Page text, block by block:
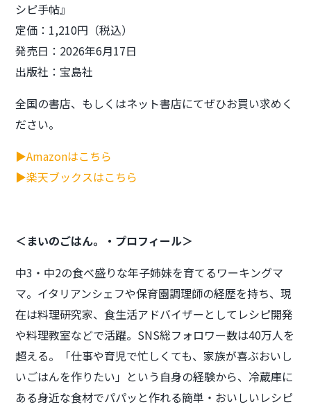
シピ手帖』
定価：1,210円（税込）
発売日：2026年6月17日
出版社：宝島社
全国の書店、もしくはネット書店にてぜひお買い求めく
ださい。
▶Amazonはこちら
▶楽天ブックスはこちら
＜まいのごはん。・プロフィール＞
中3・中2の食べ盛りな年子姉妹を育てるワーキングマ
マ。イタリアンシェフや保育園調理師の経歴を持ち、現
在は料理研究家、食生活アドバイザーとしてレシピ開発
や料理教室などで活躍。SNS総フォロワー数は40万人を
超える。「仕事や育児で忙しくても、家族が喜ぶおいし
いごはんを作りたい」という自身の経験から、冷蔵庫に
ある身近な食材でパパッと作れる簡単・おいしいレシピ